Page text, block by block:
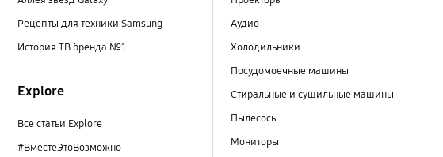
Рецепты для техники Samsung
История ТВ бренда №1
Explore
Все статьи Explore
#ВместеЭтоВозможно
Аудио
Холодильники
Посудомоечные машины
Стиральные и сушильные машины
Пылесосы
Мониторы